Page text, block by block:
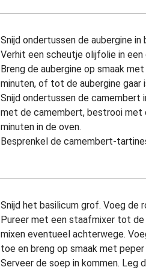
Snijd ondertussen de aubergine in
Verhit een scheutje olijfolie in een
Breng de aubergine op smaak
minuten, of tot de aubergine gaar
Snijd ondertussen de camembert
met de camembert, bestrooi met
minuten in de oven.
Besprenkel de camembert-
Snijd het basilicum grof. Voeg de
Pureer met een staafmixer tot
mixen eventueel achterwege.
toe en breng op smaak met
Serveer de soep in kommen. Leg